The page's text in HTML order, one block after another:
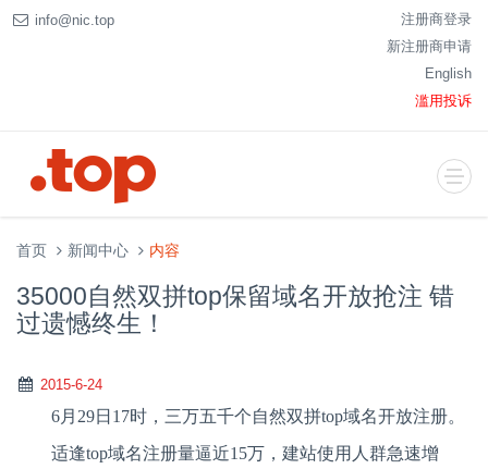
info@nic.top
注册商登录
新注册商申请
English
滥用投诉
首页 新闻中心 内容
35000自然双拼top保留域名开放抢注 错
过遗憾终生！
2015-6-24
6月 29日 17时，三万五千个自然双拼top域名开放注册。
适逢top域名注册量逼近15万，建站使用人群急速增